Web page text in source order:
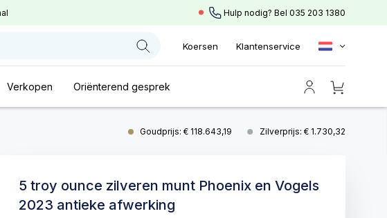
Hulp nodig? Bel 035 203 1380
Koersen Klantenservice
Verkopen Oriënterend gesprek
Goudprijs: € 118.643,19 Zilverprijs: € 1.730,32
5 troy ounce zilveren munt Phoenix en Vogels
2023 antieke afwerking